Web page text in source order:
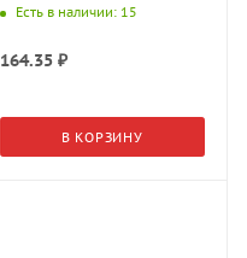
Есть в наличии: 15
164.35₽
В КОРЗИНУ